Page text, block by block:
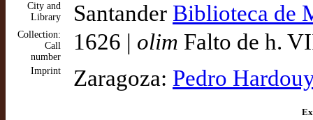
City and
Library
Santander Biblioteca de
Collection:
Call
number
1626 | olim Falto de h.
Imprint Zaragoza: Pedro